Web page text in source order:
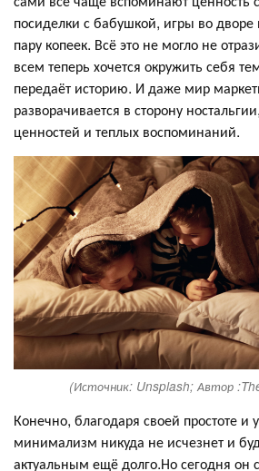
посиделки с бабушкой, игры во дворе
пару копеек. Всё это не могло не
всем теперь хочется окружить себя
передаёт историю. И даже мир
разворачивается в сторону
ценностей и теплых воспоминаний.
(Источник: Unsplash; Автор
Конечно, благодаря своей простоте и
минимализм никуда не исчезнет и
актуальным ещё долго.Но сегодня он